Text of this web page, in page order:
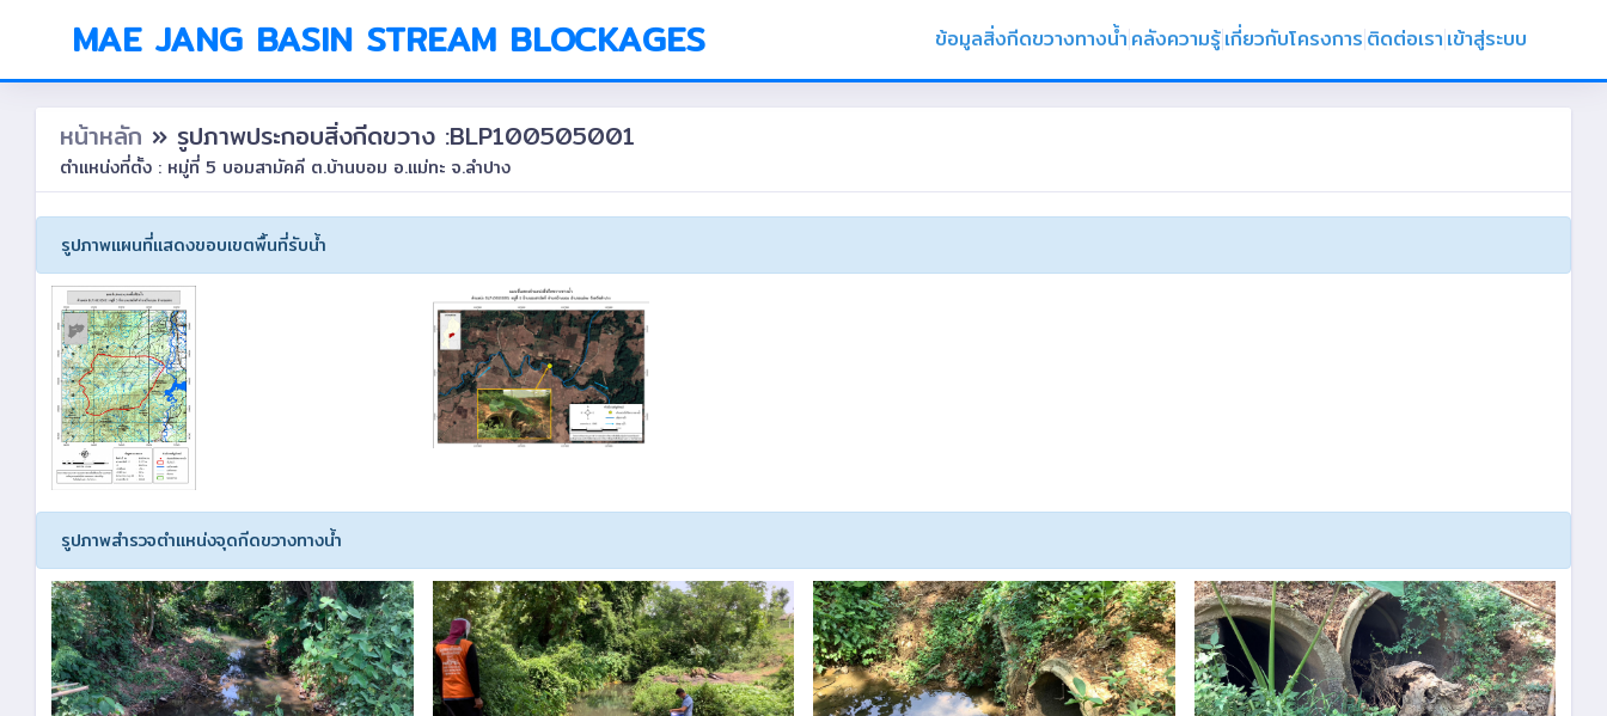
MAE JANG BASIN STREAM BLOCKAGES ข้อมูลสิ่งกีดขวางทางน้ำ คลังความรู้เกี่ยวกับโครงการ ติดต่อเรา เข้าสู่ระบบ
หน้าหลัก » รูปภาพประกอบสิ่งกีดขวาง :BLP100505001
ตำแหน่งที่ตั้ง : หมู่ที่ 5 บอมสามัคคี ต.บ้านบอม อ.แม่ทะ จ.ลำปาง
รูปภาพแผนที่แสดงขอบเขตพื้นที่รับน้ำ
รูปภาพสำรวจตำแหน่งจุดกีดขวางทางน้ำ